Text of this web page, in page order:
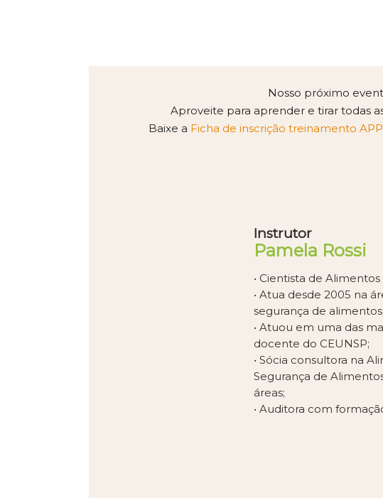
Nosso próximo
Aproveite para aprender e tirar todas
Baixe a Ficha de inscrição treinamento
Instrutor
Pamela Rossi
• Cientista de
• Atua desde 2005 na
segurança de alimentos;
• Atuou em uma das
docente do CEUNSP;
• Sócia consultora na
Segurança de
áreas;
• Auditora com